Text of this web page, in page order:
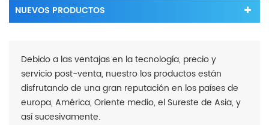
NUEVOS PRODUCTOS
Debido a las ventajas en la tecnología, precio y
servicio post-venta, nuestro los productos están
disfrutando de una gran reputación en los países de
europa, América, Oriente medio, el Sureste de Asia, y
así sucesivamente.